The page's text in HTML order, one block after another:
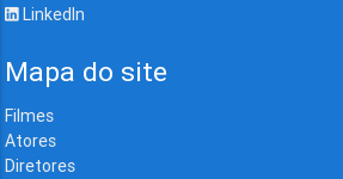
LinkedIn
Mapa do site
Filmes
Atores
Diretores